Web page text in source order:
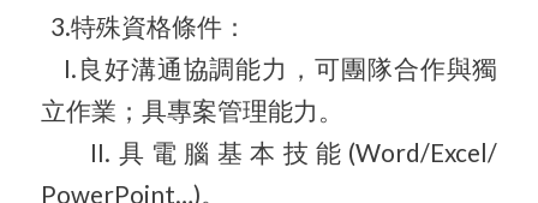
3.特殊資格條件：
I.良好溝通協調能力，可團隊合作與獨
立作業；具專案管理能力。
II.具電腦基本技能(Word/Excel/
PowerPoint…)。